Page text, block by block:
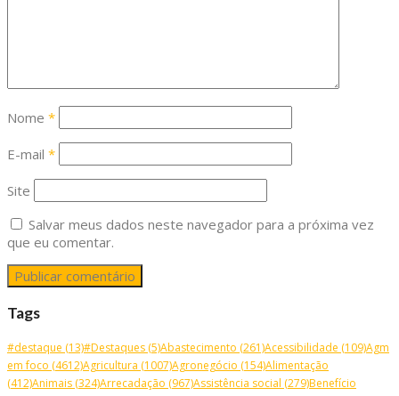
Nome *
E-mail *
Site
Salvar meus dados neste navegador para a próxima vez
que eu comentar.
Tags
#destaque (13)#Destaques (5)Abastecimento (261)Acessibilidade (109)Agm
em foco (4612)Agricultura (1007)Agronegócio (154)Alimentação
(412)Animais (324)Arrecadação (967)Assistência social (279)Benefício